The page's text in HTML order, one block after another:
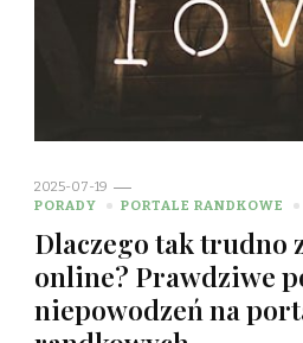
2025-07-19
PORADY
PORTALE RANDKOWE
Dlaczego tak trudno
online? Prawdziwe
niepowodzeń na